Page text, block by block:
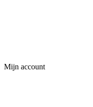
Mijn account